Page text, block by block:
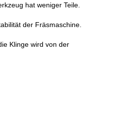
hat weniger Teile.
der Fräsmaschine.
Klinge wird von der